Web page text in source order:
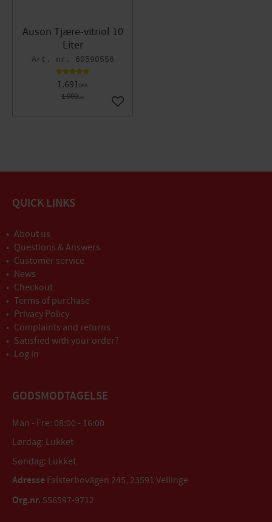
Auson Tjære-vitriol 10
Liter
60590556
1.691DKK
1.900DKK
Gem som favorit
QUICK LINKS
About us
Questions & Answers
Customer service
News
Checkout
Terms of purchase
Privacy Policy
Complaints and returns
Satisfied with your order?
Log in
GODSMODTAGELSE
Man - Fre: 08:00 - 16:00
Lørdag: Lukket
Søndag: Lukket
Adresse Falsterbovägen 245, 23591 Vellinge
Org.nr. 556597-9712